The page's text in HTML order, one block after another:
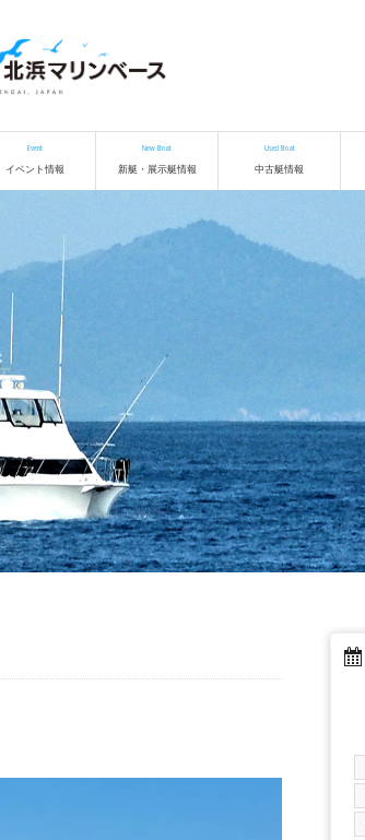
Event
イベント情報
New Boat
新艇・展示艇情報
Used Boat
中古艇情報